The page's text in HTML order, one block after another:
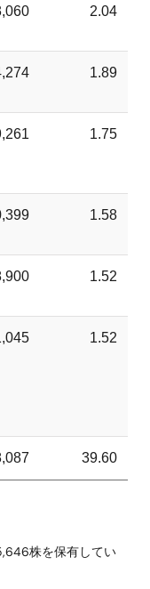
2.04
1.89
1.75
1.58
1.52
1.52
39.60
株を保有してい